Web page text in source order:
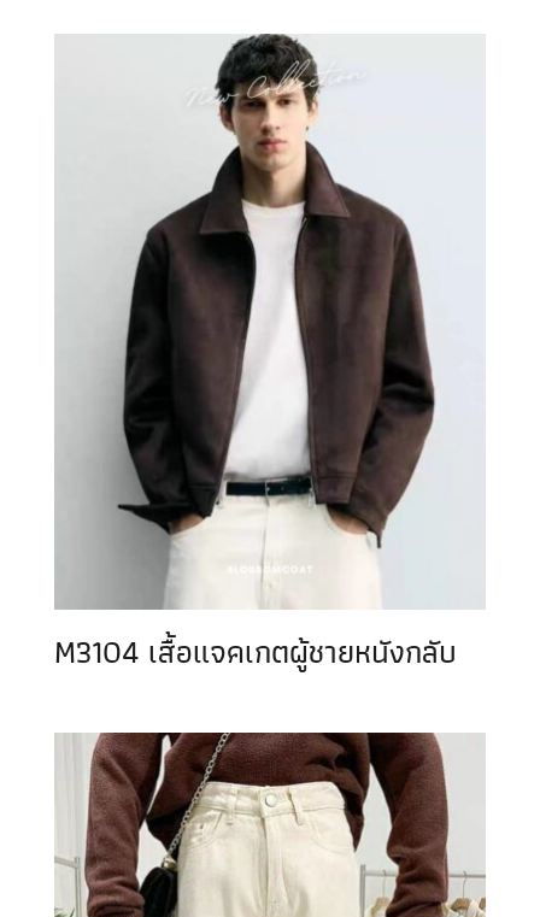
M3104 เสื้อแจคเกตผู้ชายหนังกลับ